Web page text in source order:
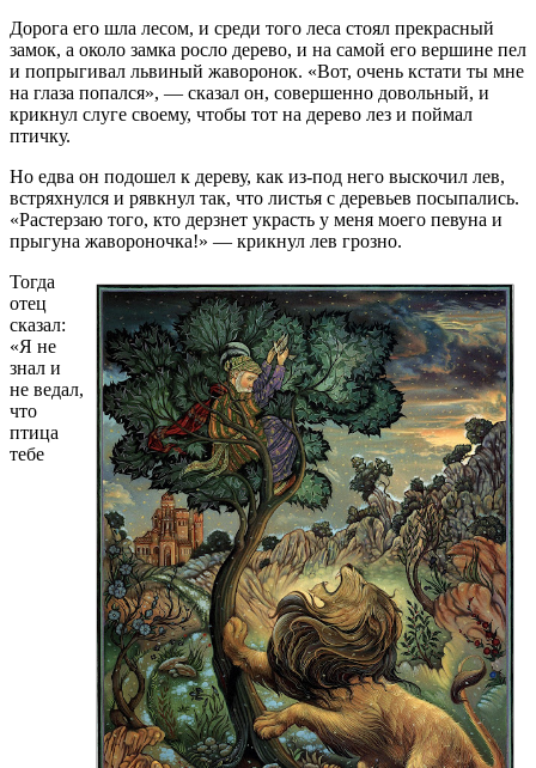
Дорога его шла лесом, и среди того леса стоял прекрасный
замок, а около замка росло дерево, и на самой его вершине пел
и попрыгивал львиный жаворонок. «Вот, очень кстати ты мне
на глаза попался», — сказал он, совершенно довольный, и
крикнул слуге своему, чтобы тот на дерево лез и поймал
птичку.
Но едва он подошел к дереву, как из-под него выскочил лев,
встряхнулся и рявкнул так, что листья с деревьев посыпались.
«Растерзаю того, кто дерзнет украсть у меня моего певуна и
прыгуна жавороночка!» — крикнул лев грозно.
Тогда
отец
сказал:
«Я не
знал и
не ведал,
что
птица
тебе